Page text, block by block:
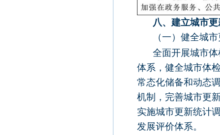
八、建立城市
（一）健全城
全面开展城市
体系，健全城市体
常态化储备和动态
机制，完善城市更
实施城市更新统计
发展评价体系。